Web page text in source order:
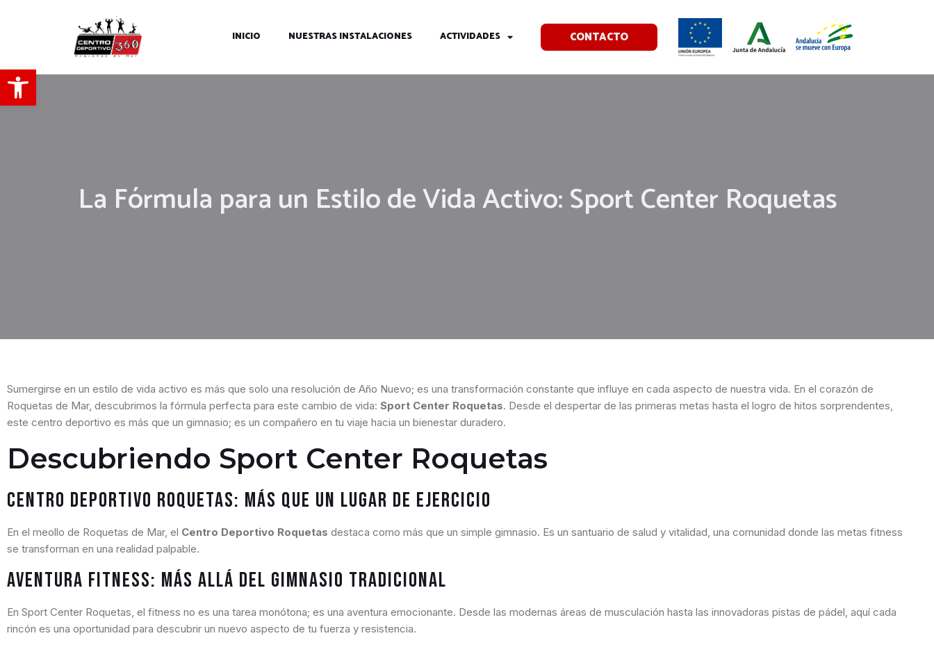
Abrir barra de herramientas
INICIO NUESTRAS INSTALACIONES ACTIVIDADES CONTACTO
La Fórmula para un Estilo de Vida Activo: Sport Center Roquetas
Sumergirse en un estilo de vida activo es más que solo una resolución de Año Nuevo; es una transformación constante que influye en cada aspecto de nuestra vida. En el corazón de
Roquetas de Mar, descubrimos la fórmula perfecta para este cambio de vida: Sport Center Roquetas. Desde el despertar de las primeras metas hasta el logro de hitos sorprendentes,
este centro deportivo es más que un gimnasio; es un compañero en tu viaje hacia un bienestar duradero.
Descubriendo Sport Center Roquetas
Centro Deportivo Roquetas: Más que un Lugar de Ejercicio
En el meollo de Roquetas de Mar, el Centro Deportivo Roquetas destaca como más que un simple gimnasio. Es un santuario de salud y vitalidad, una comunidad donde las metas fitness
se transforman en una realidad palpable.
Aventura Fitness: Más Allá del Gimnasio Tradicional
En Sport Center Roquetas, el fitness no es una tarea monótona; es una aventura emocionante. Desde las modernas áreas de musculación hasta las innovadoras pistas de pádel, aquí cada
rincón es una oportunidad para descubrir un nuevo aspecto de tu fuerza y resistencia.